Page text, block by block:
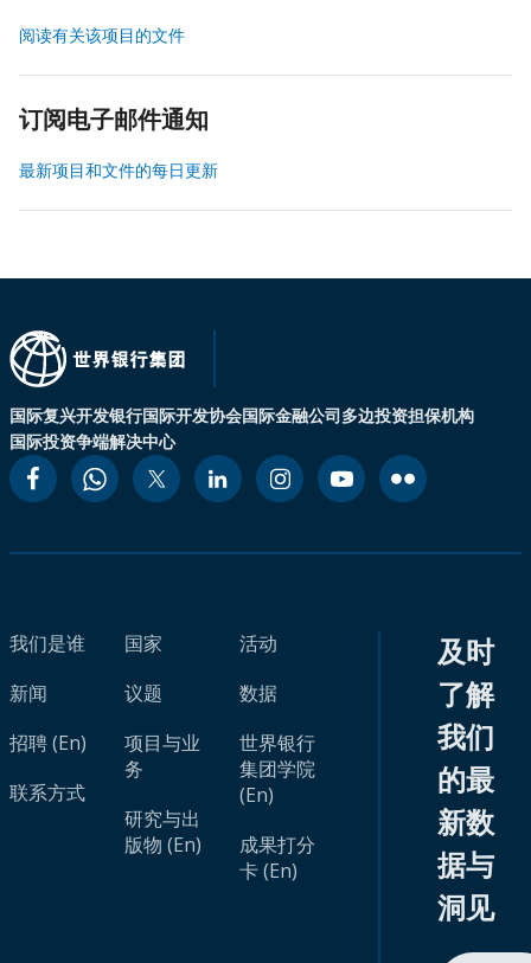
阅读有关该项目的文件
订阅电子邮件通知
最新项目和文件的每日更新
国际复兴开发银行国际开发协会国际金融公司多边投资担保机构
国际投资争端解决中心
我们是谁
新闻
招聘 (En)
联系方式
国家
议题
项目与业
务
研究与出
版物 (En)
活动
数据
世界银行
集团学院
(En)
成果打分
卡 (En)
及时
了解
我们
的最
新数
据与
洞见